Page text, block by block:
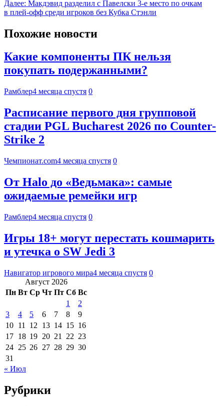
Далее: Макдэвид разделил с Павелски 3-е место по очкам
в плей-офф среди игроков без Кубка Стэнли
Похожие новости
Какие компоненты ПК нельзя
покупать подержанными?
Рамблер4 месяца спустя 0
Расписание первого дня групповой
стадии PGL Bucharest 2026 по Counter-
Strike 2
Чемпионат.com4 месяца спустя 0
От Halo до «Ведьмака»: самые
ожидаемые ремейки игр
Рамблер4 месяца спустя 0
Игры 18+ могут перестать кошмарить
и утечка о SW Jedi 3
Навигатор игрового мира4 месяца спустя 0
Август 2026
Пн Вт Ср Чт Пт Сб Вс
1
2
3
4 5 6 7 8
9
10 11 12 13 14 15 16
17 18 19 20 21 22 23
24 25 26 27 28 29 30
31
« Июл
Рубрики